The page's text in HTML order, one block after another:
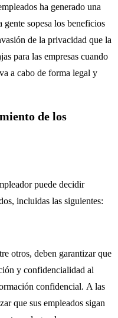
ha generado una
gente sopesa los beneficios
de la privacidad que la
para las empresas cuando
a cabo de forma legal y
de los
puede decidir
incluidas las siguientes:
otros, deben garantizar que
y confidencialidad al
confidencial. A las
que sus empleados sigan